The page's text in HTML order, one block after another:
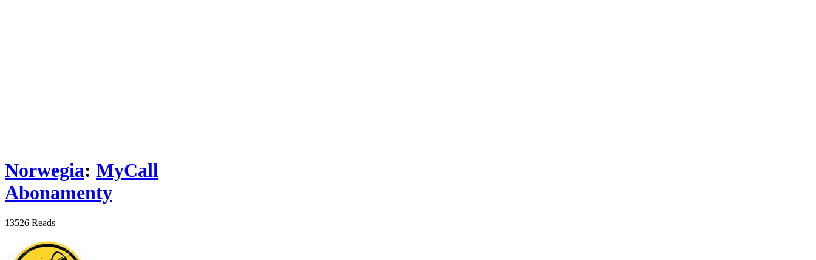
Norwegia: MyCall
Abonamenty
13526 Reads